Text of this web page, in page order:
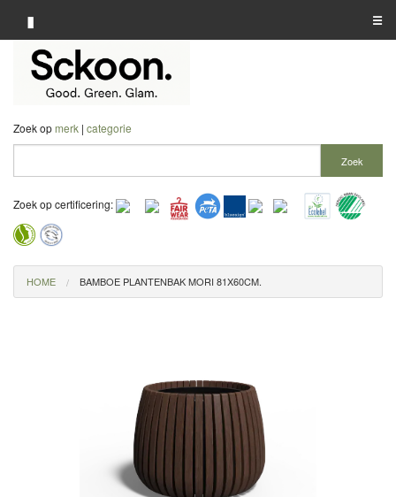
▮ ☰
Categorie A-Z
Merk A-Z
Winkelier A-Z
Zoek opmerk | categorie
Zoek
Zoek op certificering:
HOME BAMBOE PLANTENBAK MORI 81X60CM.